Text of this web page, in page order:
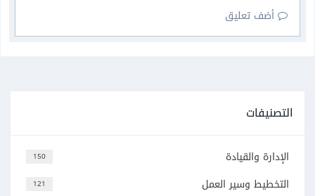
أضف تعليق
التصنيفات
150 الإدارة والقيادة
121 التخطيط وسير العمل